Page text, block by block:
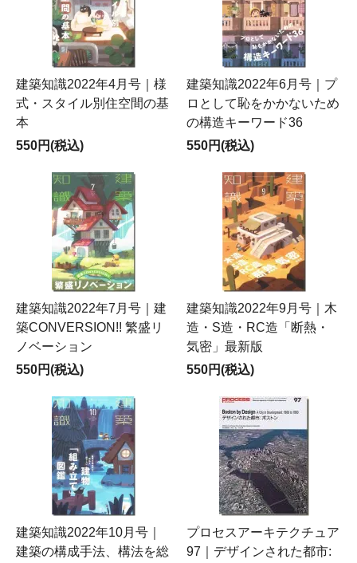
建築知識2022年4月号｜様
式・スタイル別住空間の基
本
550円(税込)
建築知識2022年6月号｜プ
ロとして恥をかかないため
の構造キーワード36
550円(税込)
建築知識2022年7月号｜建
築CONVERSION!! 繁盛リ
ノベーション
550円(税込)
建築知識2022年9月号｜木
造・S造・RC造「断熱・
気密」最新版
550円(税込)
建築知識2022年10月号｜
建築の構成手法、構法を総
プロセスアーキテクチュア
97｜デザインされた都市: